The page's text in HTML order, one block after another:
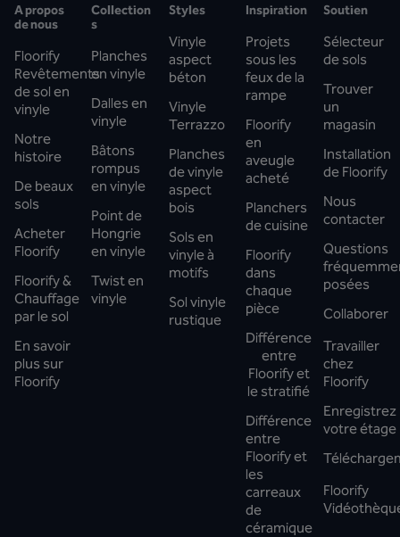
A propos
de nous
Floorify
Revêtements
de sol en
vinyle
Notre
histoire
De beaux
sols
Acheter
Floorify
Floorify &
Chauffage
par le sol
En savoir
plus sur
Floorify
Collection
s
Planches
en vinyle
Dalles en
vinyle
Bâtons
rompus
en vinyle
Point de
Hongrie
en vinyle
Twist en
vinyle
Styles
Vinyle
aspect
béton
Vinyle
Terrazzo
Planches
de vinyle
aspect
bois
Sols en
vinyle à
motifs
Sol vinyle
rustique
Inspiration
Projets
sous les
feux de la
rampe
Floorify
en
aveugle
acheté
Planchers
de cuisine
Floorify
dans
chaque
pièce
Différence
entre
Floorify et
le stratifié
Différence
entre
Floorify et
les
carreaux
de
céramique
Soutien
Sélecteur
de sols
Trouver
un
magasin
Installation
de Floorify
Nous
contacter
Questions
posées
Collaborer
Travailler
chez
Floorify
Enregistrez
votre étage
Floorify